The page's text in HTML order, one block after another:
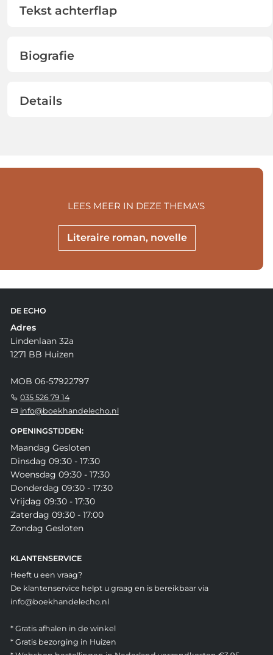
Tekst achterflap
Biografie
Details
Literaire roman, novelle
LEES MEER IN DEZE THEMA'S
DE ECHO
Adres
Lindenlaan 32a
1271 BB Huizen
MOB 06-57922797
035 526 79 14
info@boekhandelecho.nl
OPENINGSTIJDEN:
Maandag Gesloten
Dinsdag 09:30 - 17:30
Woensdag 09:30 - 17:30
Donderdag 09:30 - 17:30
Vrijdag 09:30 - 17:30
Zaterdag 09:30 - 17:00
Zondag Gesloten
KLANTENSERVICE
Heeft u een vraag?
De klantenservice helpt u graag en is bereikbaar via
info@boekhandelecho.nl
* Gratis afhalen in de winkel
* Gratis bezorging in Huizen